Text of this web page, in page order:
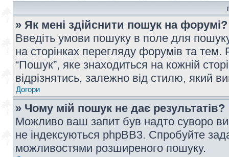
» Як мені здійснити пошук на форумі?
Введіть умови пошуку в поле для
на сторінках перегляду форумів та
“Пошук”, яке знаходиться на кожній
відрізнятись, залежно від стилю, який
Догори
» Чому мій пошук не дає результатів?
Можливо ваш запит був надто суворо
не індексуються phpBB3. Спробуйте
можливостями розширеного пошуку.